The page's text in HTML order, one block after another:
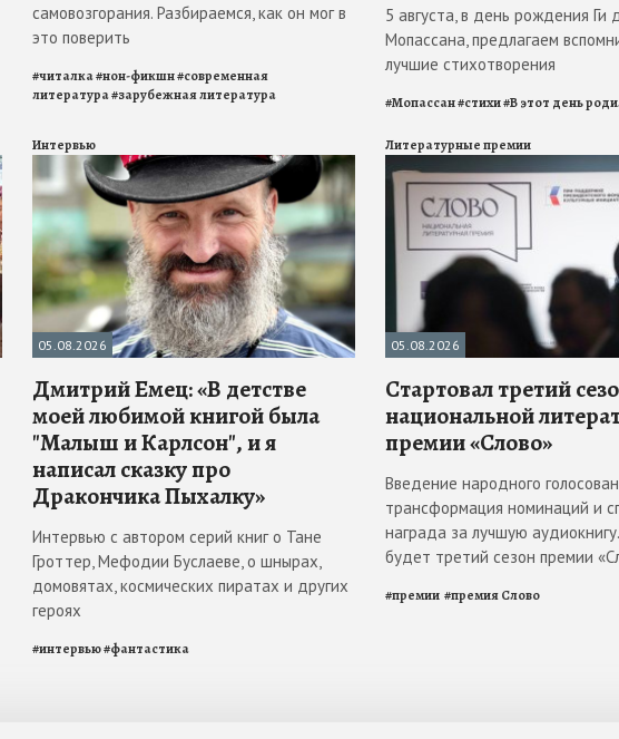
самовозгорания. Разбираемся, как он мог в
это поверить
#читалка#нон-фикшн#современная
литература#зарубежная литература
5 августа, в день рождения Ги
Мопассана, предлагаем
лучшие стихотворения
#Мопассан#стихи#В этот день
Интервью
05.08.2026
Дмитрий Емец: «В детстве
моей любимой книгой была
"Малыш и Карлсон", и я
написал сказку про
Дракончика Пыхалку»
Интервью с автором серий книг о Тане
Гроттер, Мефодии Буслаеве, о шнырах,
домовятах, космических пиратах и других
героях
#интервью#фантастика
Литературные премии
05.08.2026
Стартовал третий
национальной
премии «Слово»
Введение народного
трансформация номинаций и
награда за лучшую
будет третий сезон премии
#премии #премия Слово